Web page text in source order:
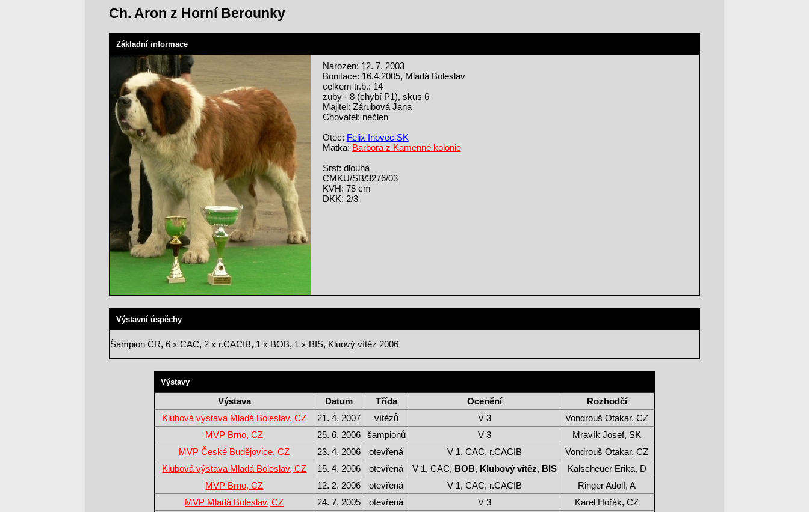
Ch. Aron z Horní Berounky
Základní informace
Narozen: 12. 7. 2003
Bonitace: 16.4.2005, Mladá Boleslav
celkem tr.b.: 14
zuby - 8 (chybí P1), skus 6
Majitel: Zárubová Jana
Chovatel: nečlen
Otec: Felix Inovec SK
Matka: Barbora z Kamenné kolonie
Srst: dlouhá
CMKU/SB/3276/03
KVH: 78 cm
DKK: 2/3
Výstavní úspěchy
Šampion ČR, 6 x CAC, 2 x r.CACIB, 1 x BOB, 1 x BIS, Kluový vítěz 2006
Výstavy
Výstava Datum Třída Ocenění
Rozhodčí
Klubová výstava Mladá Boleslav, CZ
21. 4. 2007 vítězů V 3
Vondrouš Otakar, CZ
MVP Brno, CZ
25. 6. 2006 šampionů V 3
Mravík Josef, SK
MVP České Budějovice, CZ
23. 4. 2006 otevřená V 1, CAC, r.CACIB
Vondrouš Otakar, CZ
Klubová výstava Mladá Boleslav, CZ
15. 4. 2006 otevřená V 1, CAC, BOB, Klubový vítěz, BIS
Kalscheuer Erika, D
MVP Brno, CZ
12. 2. 2006 otevřená V 1, CAC, r.CACIB
Ringer Adolf, A
MVP Mladá Boleslav, CZ
24. 7. 2005 otevřená V 3
Karel Hořák, CZ